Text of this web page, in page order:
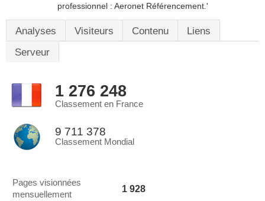
professionnel : Aeronet Référencement.'
Analyses Visiteurs Contenu
Liens
Serveur
1 276 248
Classement en France
9 711 378
Classement Mondial
Pages visionnées
mensuellement
1 928